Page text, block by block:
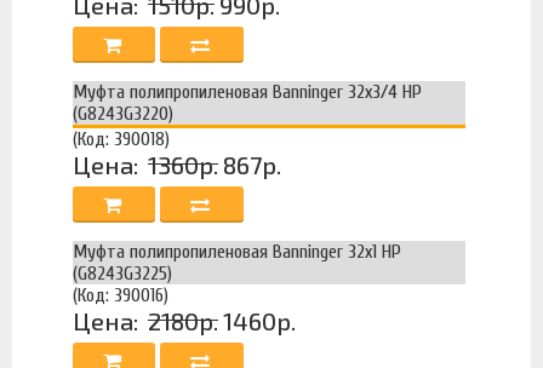
Муфта полипропиленовая Banninger 32х3/4 НР
(G8243G3220)
(Код: 390018)
Цена: 1360р. 867р.
Муфта полипропиленовая Banninger 32х1 НР
(G8243G3225)
(Код: 390016)
Цена: 2180р.1460р.